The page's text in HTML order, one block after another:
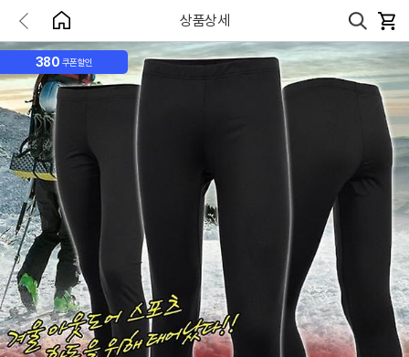
상품상세
380 쿠폰할인